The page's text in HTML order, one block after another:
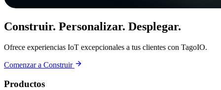
Construir. Personalizar. Desplegar.
Ofrece experiencias IoT excepcionales a tus clientes con TagoIO.
Comenzar a Construir
Productos